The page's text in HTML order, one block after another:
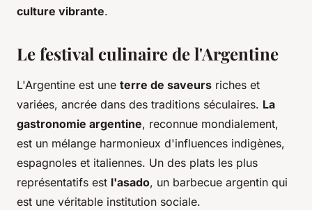
culture vibrante.
Le festival culinaire de l'Argentine
L'Argentine est une terre de saveurs riches et
variées, ancrée dans des traditions séculaires. La
gastronomie argentine, reconnue mondialement,
est un mélange harmonieux d'influences indigènes,
espagnoles et italiennes. Un des plats les plus
représentatifs est l'asado, un barbecue argentin qui
est une véritable institution sociale.